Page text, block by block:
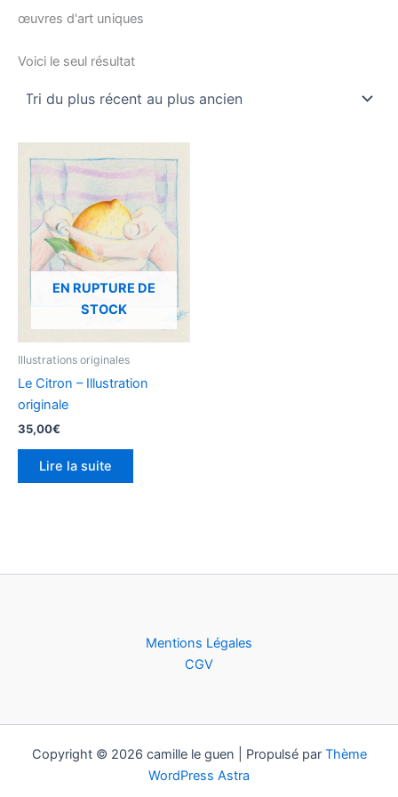
œuvres d'art uniques
Voici le seul résultat
EN RUPTURE DE
STOCK
Illustrations originales
Le Citron – Illustration
originale
35,00€
Lire la suite
Mentions Légales
CGV
Copyright © 2026 camille le guen | Propulsé par Thème
WordPress Astra